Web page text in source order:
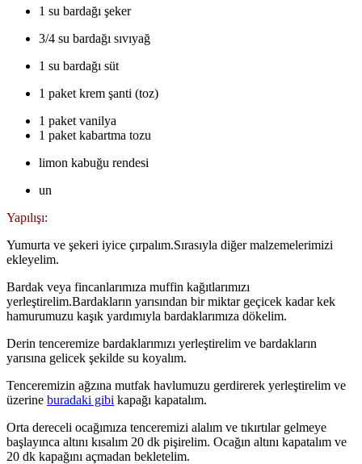
1 su bardağı şeker
3/4 su bardağı sıvıyağ
1 su bardağı süt
1 paket krem şanti (toz)
1 paket vanilya
1 paket kabartma tozu
limon kabuğu rendesi
un
Yapılışı:
Yumurta ve şekeri iyice çırpalım.Sırasıyla diğer malzemelerimizi
ekleyelim.
Bardak veya fincanlarımıza muffin kağıtlarımızı
yerleştirelim.Bardakların yarısından bir miktar geçicek kadar kek
hamurumuzu kaşık yardımıyla bardaklarımıza dökelim.
Derin tenceremize bardaklarımızı yerleştirelim ve bardakların
yarısına gelicek şekilde su koyalım.
Tenceremizin ağzına mutfak havlumuzu gerdirerek yerleştirelim ve
üzerine buradaki gibi kapağı kapatalım.
Orta dereceli ocağımıza tenceremizi alalım ve tıkırtılar gelmeye
başlayınca altını kısalım 20 dk pişirelim. Ocağın altını kapatalım ve
20 dk kapağını açmadan bekletelim.